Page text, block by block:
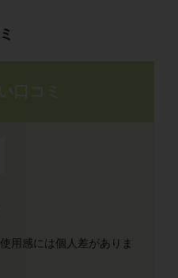
用感には個人差がありま